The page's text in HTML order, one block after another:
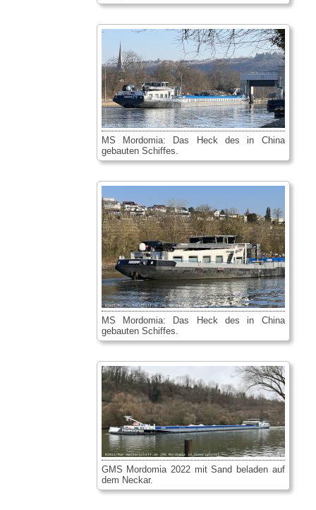
MS Mordomia: Das Heck des in China
gebauten Schiffes.
MS Mordomia: Das Heck des in China
gebauten Schiffes.
GMS Mordomia 2022 mit Sand beladen auf
dem Neckar.